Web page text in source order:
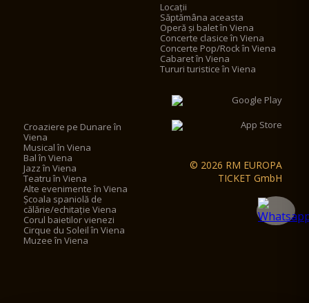
Locații
Săptămâna aceasta
Operă și balet în Viena
Concerte clasice în Viena
Concerte Pop/Rock în Viena
Cabaret în Viena
Tururi turistice în Viena
Croaziere pe Dunare în
Viena
Musical în Viena
Bal în Viena
Jazz în Viena
Teatru în Viena
Alte evenimente în Viena
Școala spaniolă de
călărie/echitație Viena
Corul baietilor vienezi
Cirque du Soleil în Viena
Muzee în Viena
© 2026 RM EUROPA
TICKET GmbH